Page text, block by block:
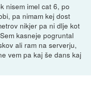
nisem imel cat 6, po
pa nimam kej dost
nikjer pa ni dlje kot
kasneje pogruntal
ali ram na serverju,
vem pa kaj še dans kaj